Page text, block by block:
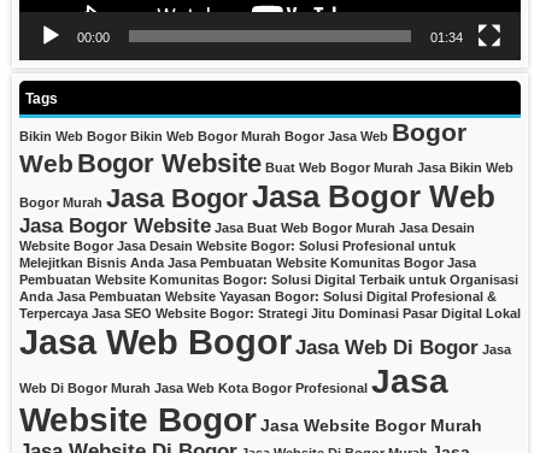
00:00 01:34
Tags
Bikin Web Bogor Bikin Web Bogor Murah Bogor Jasa Web Bogor
Web Bogor Website Buat Web Bogor Murah Jasa Bikin Web
Bogor Murah Jasa BogorJasa Bogor Web
Jasa Bogor Website Jasa Buat Web Bogor Murah Jasa Desain
Website Bogor Jasa Desain Website Bogor: Solusi Profesional untuk
Melejitkan Bisnis Anda Jasa Pembuatan Website Komunitas Bogor Jasa
Pembuatan Website Komunitas Bogor: Solusi Digital Terbaik untuk Organisasi
Anda Jasa Pembuatan Website Yayasan Bogor: Solusi Digital Profesional &
Terpercaya Jasa SEO Website Bogor: Strategi Jitu Dominasi Pasar Digital Lokal
Jasa Web BogorJasa Web Di Bogor Jasa
Web Di Bogor Murah Jasa Web Kota Bogor Profesional Jasa
Website BogorJasa Website Bogor Murah